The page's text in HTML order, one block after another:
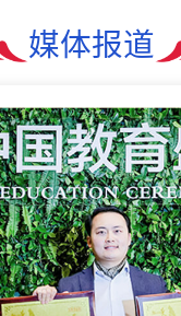
媒体报道